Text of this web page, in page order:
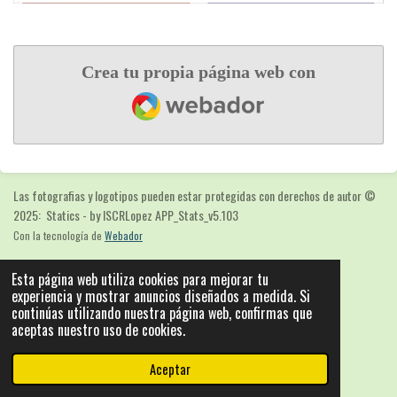
Esta página web utiliza cookies para mejorar tu
experiencia y mostrar anuncios diseñados a medida. Si
continúas utilizando nuestra página web, confirmas que
aceptas nuestro uso de cookies.
Aceptar
Crea tu propia página web con
Webador
Las fotografias y logotipos pueden estar protegidas con derechos de autor©
2025: Statics - by ISCRLopez APP_Stats_v5.103
Con la tecnología de Webador